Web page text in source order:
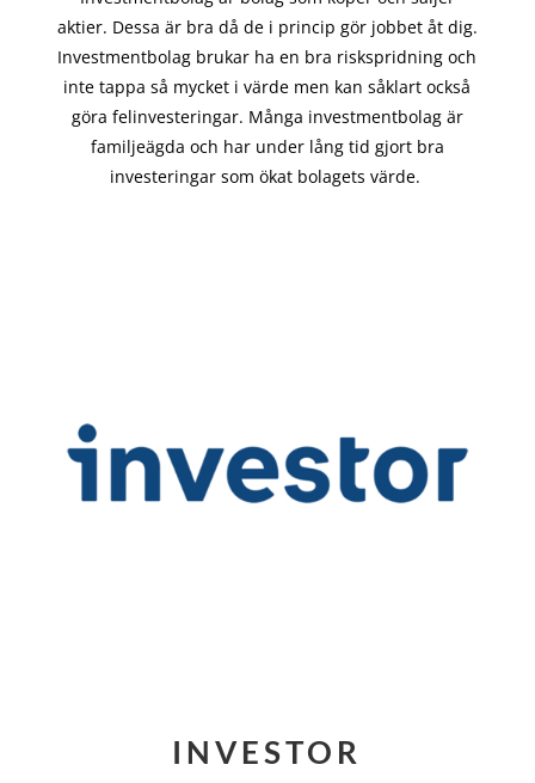
aktier. Dessa är bra då de i princip görjobbet åt dig.
Investmentbolag brukar ha en bra riskspridning och
inte tappa så mycket i värde men kan såklart också
göra felinvesteringar. Många investmentbolag är
familjeägda och har under lång tid gjort bra
investeringar som ökat bolagets värde.
INVESTOR